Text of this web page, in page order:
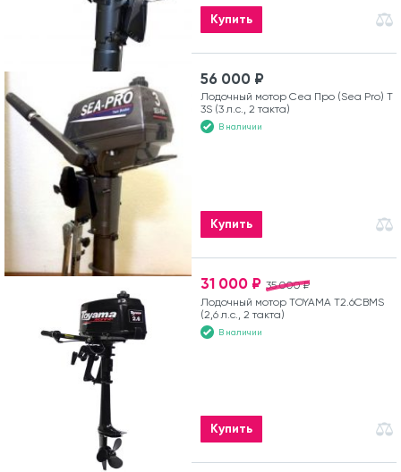
Купить
56 000 ₽
Лодочный мотор Сеа Про (Sea Pro) Т
3S (3 л.с., 2 такта)
В наличии
Купить
35 000 ₽
31 000 ₽
Лодочный мотор TOYAMA T2.6CBMS
(2,6 л.с., 2 такта)
В наличии
Купить